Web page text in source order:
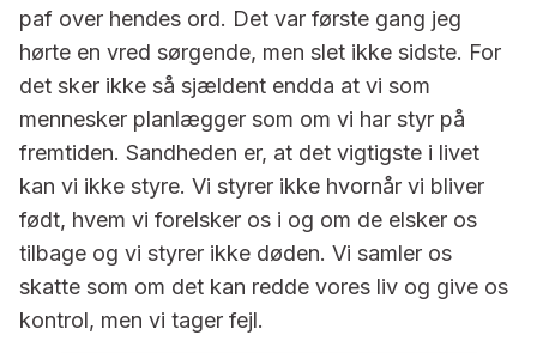
paf over hendes ord. Det var første gang jeg
hørte en vred sørgende, men slet ikke sidste. For
det sker ikke så sjældent endda at vi som
mennesker planlægger som om vi har styr på
fremtiden. Sandheden er, at det vigtigste i livet
kan vi ikke styre. Vi styrer ikke hvornår vi bliver
født, hvem vi forelsker os i og om de elsker os
tilbage og vi styrer ikke døden. Vi samler os
skatte som om det kan redde vores liv og give os
kontrol, men vi tager fejl.